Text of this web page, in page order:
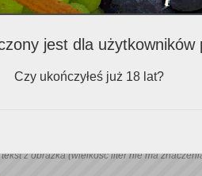
z obrazka (wielkość liter nie ma
jest dla użytkowników
Czy ukończyłeś już 18 lat?